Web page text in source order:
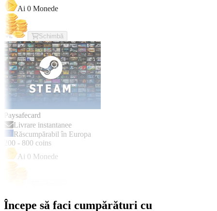
Ai 0 Monede
Schimbă
Paysafecard
Livrare instantanee
Răscumpărabil în Europa
200 - 800 coins
Ai 0 Monede
Începe să faci cumpărături cu